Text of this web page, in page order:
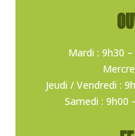
Mardi : 9h30
Jeudi / Vendredi :
Samedi : 9h00